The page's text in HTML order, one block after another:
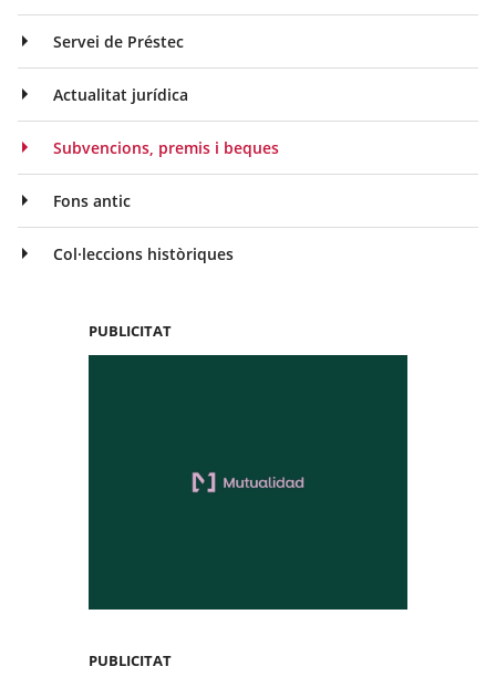
Servei de Préstec
Actualitat jurídica
Subvencions, premis i beques
Fons antic
Col·leccions històriques
PUBLICITAT
PUBLICITAT